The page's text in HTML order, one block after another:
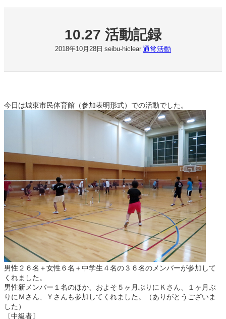
10.27 活動記録
2018年10月28日 seibu-hiclear 通常活動
今日は城東市民体育館（参加表明形式）での活動でした。
男性２６名＋女性６名＋中学生４名の３６名のメンバーが参加して
くれました。
男性新メンバー１名のほか、およそ５ヶ月ぶりにＫさん、１ヶ月ぶ
りにＭさん、Ｙさんも参加してくれました。（ありがとうございま
した）
〔中級者〕